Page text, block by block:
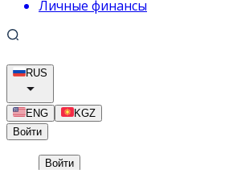
Личные финансы
RUS
ENG
KGZ
Войти
Войти